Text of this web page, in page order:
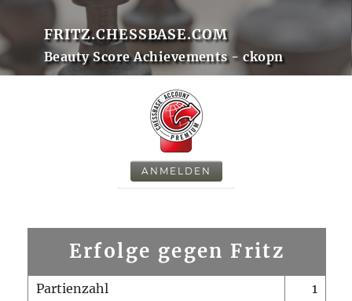
FRITZ.CHESSBASE.COM
Beauty Score Achievements - ckopn
ANMELDEN
Erfolge gegen Fritz
Partienzahl
1